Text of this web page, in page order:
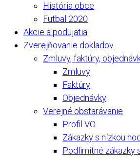
História obce
Futbal 2020
Akcie a podujatia
Zverejňovanie dokladov
Zmluvy, faktúry,
Zmluvy
Faktúry
Objednávky
Verejné obstarávanie
Profil VO
Zákazky s nízkou
Podlimitné zákazky